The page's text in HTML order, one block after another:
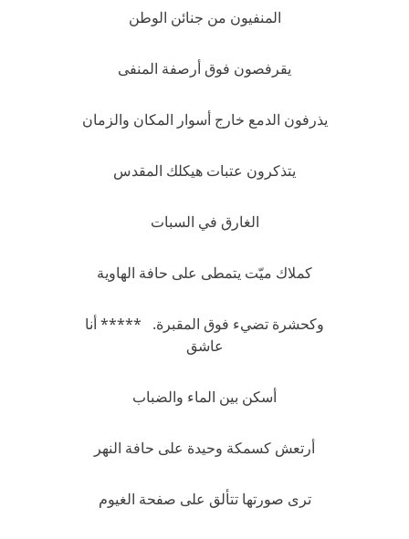
المنفيون من جنائن الوطن
يقرفصون فوق أرصفة المنفى
يذرفون الدمع خارج أسوار المكان والزمان
يتذكرون عتبات هيكلك المقدس
الغارق في السبات
كملاك ميّت يتمطى على حافة الهاوية
وكحشرة تضيء فوق المقبرة. ***** أنا
عاشق
أسكن بين الماء والضباب
أرتعش كسمكة وحيدة على حافة النهر
ترى صورتها تتألق على صفحة الغيوم